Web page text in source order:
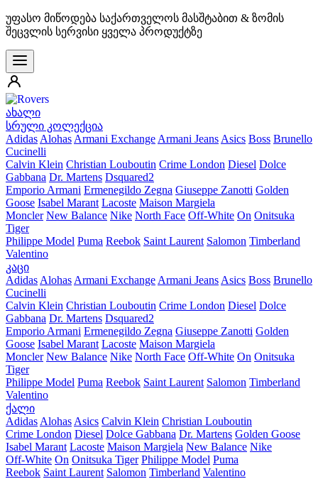
უფასო მიწოდება საქართველოს მასშტაბით & ზომის
შეცვლის სერვისი ყველა პროდუქტზე
ახალი
სრული კოლექცია
Adidas Alohas Armani Exchange Armani Jeans Asics Boss Brunello
Cucinelli
Calvin Klein Christian Louboutin Crime London Diesel Dolce
Gabbana Dr. Martens Dsquared2
Emporio Armani Ermenegildo Zegna Giuseppe Zanotti Golden
Goose Isabel Marant Lacoste Maison Margiela
Moncler New Balance Nike North Face Off-White On Onitsuka
Tiger
Philippe Model Puma Reebok Saint Laurent Salomon Timberland
Valentino
კაცი
Adidas Alohas Armani Exchange Armani Jeans Asics Boss Brunello
Cucinelli
Calvin Klein Christian Louboutin Crime London Diesel Dolce
Gabbana Dr. Martens Dsquared2
Emporio Armani Ermenegildo Zegna Giuseppe Zanotti Golden
Goose Isabel Marant Lacoste Maison Margiela
Moncler New Balance Nike North Face Off-White On Onitsuka
Tiger
Philippe Model Puma Reebok Saint Laurent Salomon Timberland
Valentino
ქალი
Adidas Alohas Asics Calvin Klein Christian Louboutin
Crime London Diesel Dolce Gabbana Dr. Martens Golden Goose
Isabel Marant Lacoste Maison Margiela New Balance Nike
Off-White On Onitsuka Tiger Philippe Model Puma
Reebok Saint Laurent Salomon Timberland Valentino